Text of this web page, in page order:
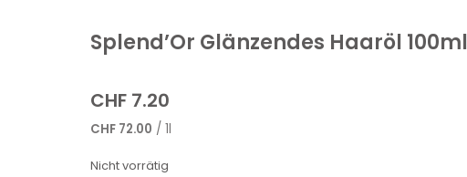
Splend’Or Glänzendes Haaröl 100ml
CHF 7.20
CHF 72.00 / 1l
Nicht vorrätig